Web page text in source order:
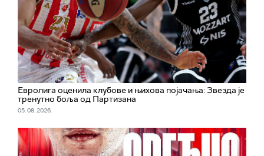
Евролига оценила клубове и њихова појачања: Звезда је
тренутно боља од Партизана
05. 08. 2026.